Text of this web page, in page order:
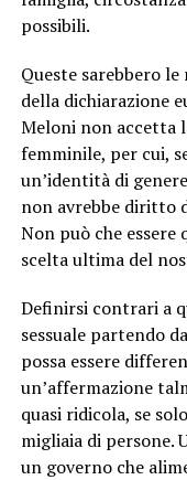
possibili.
Queste sarebbero
della dichiarazione
Meloni non accetta
femminile, per cui,
un’identità di
non avrebbe diritto
Non può che essere
scelta ultima del
Definirsi contrari a
sessuale partendo
possa essere
un’affermazione
quasi ridicola, se
migliaia di persone.
un governo che